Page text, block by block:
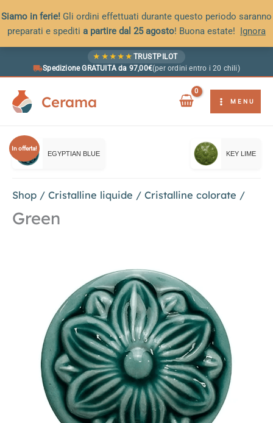
Siamo in ferie! Gli ordini effettuati durante questo periodo saranno
preparati e spediti a partire dal 25 agosto! Buona estate! Ignora
★ ★ ★ ★ ★ TRUSTPILOT
Spedizione GRATUITA da 97,00€(per ordini entro i 20 chili)
Cerama MENU
In offerta!
EGYPTIAN BLUE KEY LIME
Shop / Cristalline liquide / Cristalline colorate /
Green